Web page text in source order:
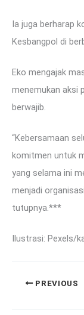
Ia juga berharap
Kesbangpol di
Eko mengajak
menemukan aksi
berwajib.
“Kebersamaan
komitmen untuk
yang selama ini
menjadi
tutupnya.***
Ilustrasi: Pexels/
PREVIOUS